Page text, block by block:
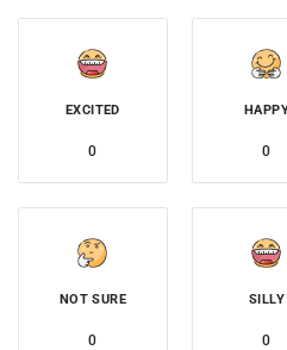
EXCITED
0 0
NOT SURE
0
SILLY
0